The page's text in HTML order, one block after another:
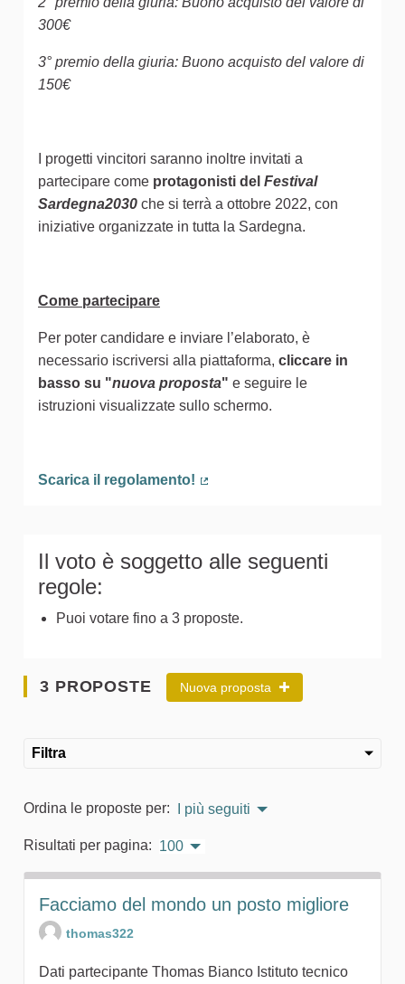
300€
3° premio della giuria: Buono acquisto del valore di
150€
I progetti vincitori saranno inoltre invitati a
partecipare come protagonisti del Festival
Sardegna2030 che si terrà a ottobre 2022, con
iniziative organizzate in tutta la Sardegna.
Come partecipare
Per poter candidare e inviare l’elaborato, è
necessario iscriversi alla piattaforma, cliccare in
basso su "nuova proposta" e seguire le
istruzioni visualizzate sullo schermo.
Scarica il regolamento!
Il voto è soggetto alle seguenti
regole:
Puoi votare fino a 3 proposte.
3 PROPOSTE Nuova proposta
Filtra
Ordina le proposte per: I più seguiti
Risultati per pagina: 100
Facciamo del mondo un posto migliore
thomas322
Dati partecipante Thomas Bianco Istituto tecnico